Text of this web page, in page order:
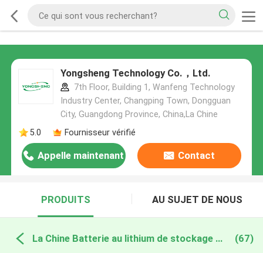
Yongsheng Technology Co.，Ltd.
7th Floor, Building 1, Wanfeng Technology
Industry Center, Changping Town, Dongguan
City, Guangdong Province, China,La Chine
5.0
Fournisseur vérifié
Appelle maintenant Contact
PRODUITS AU SUJET DE NOUS
La Chine Batterie au lithium de stockage de l'énergie (67)